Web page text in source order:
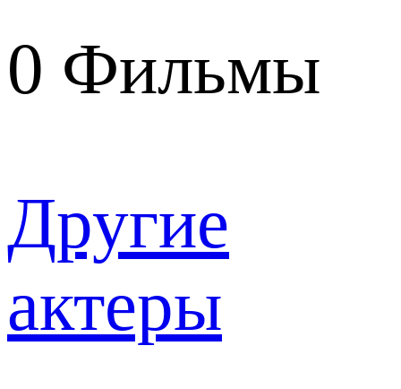
0 Фильмы
Другие
актеры